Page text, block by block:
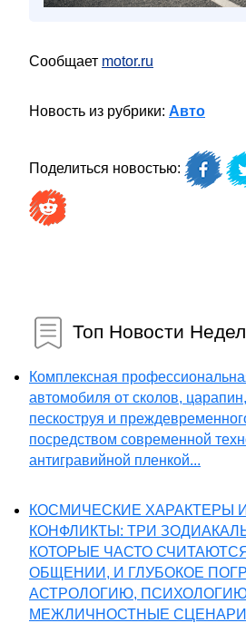
Сообщает motor.ru
Новость из рубрики: Авто
Поделиться новостью:
Топ Новости
Комплексная
автомобиля от сколов,
пескоструя и
посредством современной
антигравийной пленкой...
КОСМИЧЕСКИЕ ХАРАКТЕРЫ
КОНФЛИКТЫ: ТРИ
КОТОРЫЕ ЧАСТО
ОБЩЕНИИ, И ГЛУБОКОЕ
АСТРОЛОГИЮ,
МЕЖЛИЧНОСТНЫЕ